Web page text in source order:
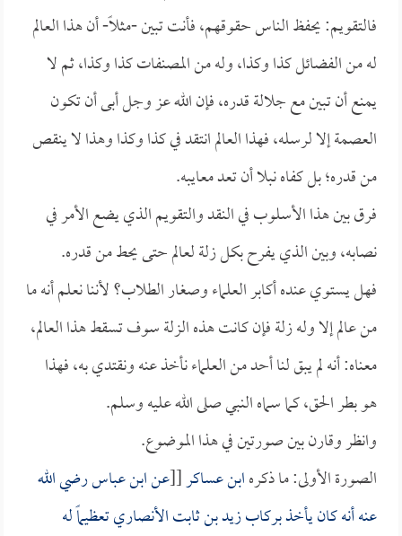
فالتقويم: يحفظ الناس حقوقهم، فأنت تبين -مثلاً- أن هذا العالم
له من الفضائل كذا وكذا، وله من المصنفات كذا وكذا، ثم لا
يمنع أن تبين مع جلالة قدره، فإن الله عز وجل أبى أن تكون
العصمة إلا لرسله، فهذا العالم انتقد في كذا وكذا وهذا لا ينقص
من قدره؛ بل كفاه نبلا أن تعد معايبه.
فرق بين هذا الأسلوب في النقد والتقويم الذي يضع الأمر في
نصابه، وبين الذي يفرح بكل زلة لعالم حتى يحط من قدره.
فهل يستوي عنده أكابر العلماء وصغار الطلاب؟ لأننا نعلم أنه ما
من عالم إلا وله زلة فإن كانت هذه الزلة سوف تسقط هذا العالم،
معناه: أنه لم يبق لنا أحد من العلماء نأخذ عنه ونقتدي به، فهذا
هو بطر الحق، كما سماه النبي صلى الله عليه وسلم.
وانظر وقارن بين صورتين في هذا الموضوع.
الصورة الأولى: ما ذكرهابن عساكر[[عن ابن عباس رضي الله
عنه أنه كان يأخذ بركابزيد بن ثابت الأنصاريتعظيماً له